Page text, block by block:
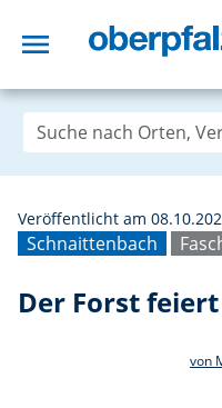
menu
Schnaittenbach
Veröffentlicht am
Der Forst
von